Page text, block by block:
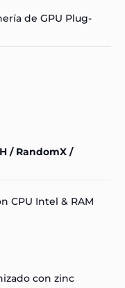
de GPU Plug-
/ RandomX /
CPU Intel & RAM
con zinc